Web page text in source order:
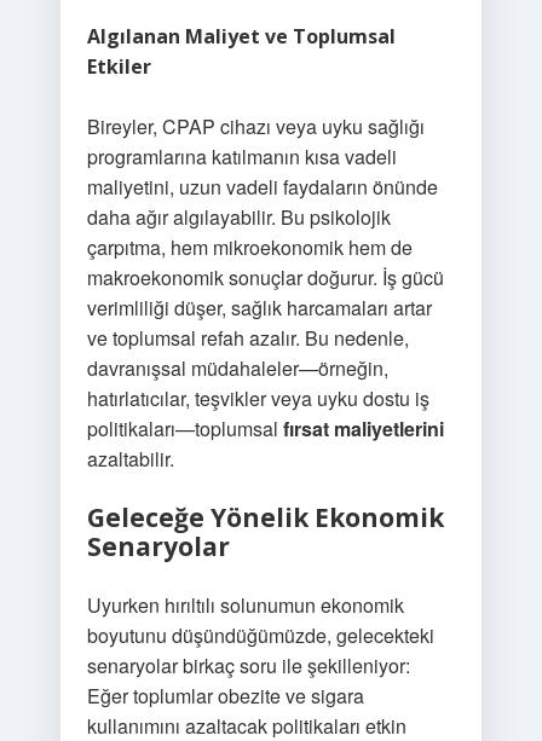
Algılanan Maliyet ve Toplumsal
Etkiler
Bireyler, CPAP cihazı veya uyku sağlığı
programlarına katılmanın kısa vadeli
maliyetini, uzun vadeli faydaların önünde
daha ağır algılayabilir. Bu psikolojik
çarpıtma, hem mikroekonomik hem de
makroekonomik sonuçlar doğurur. İş gücü
verimliliği düşer, sağlık harcamaları artar
ve toplumsal refah azalır. Bu nedenle,
davranışsal müdahaleler—örneğin,
hatırlatıcılar, teşvikler veya uyku dostu iş
politikaları—toplumsal fırsat maliyetlerini
azaltabilir.
Geleceğe Yönelik Ekonomik
Senaryolar
Uyurken hırıltılı solunumun ekonomik
boyutunu düşündüğümüzde, gelecekteki
senaryolar birkaç soru ile şekilleniyor:
Eğer toplumlar obezite ve sigara
kullanımını azaltacak politikaları etkin